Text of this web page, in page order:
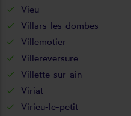
Vieu
Villars-les-dombes
Villemotier
Villereversure
Villette-sur-ain
Viriat
Virieu-le-petit